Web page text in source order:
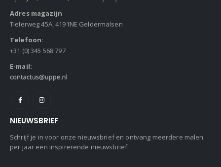
Adres magazijn
Tielerweg 45A, 4191NE Geldermalsen
Telefoon:
+31 (0) 345 568 797
E-mail:
NIEUWSBRIEF
Schrijf je in voor onze nieuwsbrief en ontvang meerdere malen
per jaar een inspirerende nieuwsbrief.